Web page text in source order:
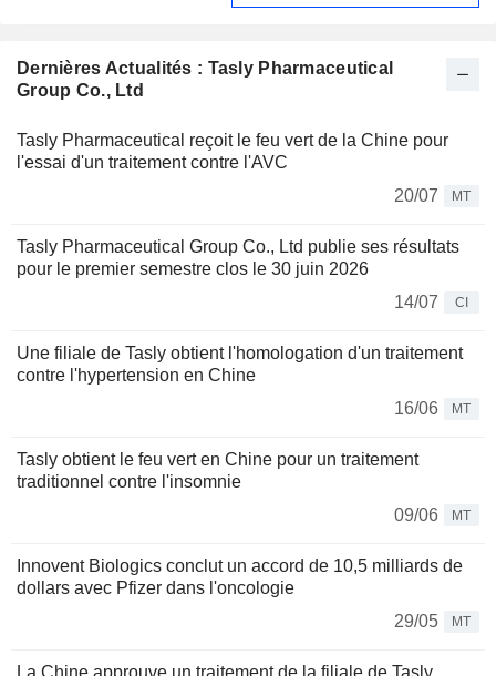
Dernières Actualités : Tasly Pharmaceutical
Group Co., Ltd
Tasly Pharmaceutical reçoit le feu vert de la Chine pour
l'essai d'un traitement contre l'AVC
20/07
MT
Tasly Pharmaceutical Group Co., Ltd publie ses résultats
pour le premier semestre clos le 30 juin 2026
14/07
CI
Une filiale de Tasly obtient l'homologation d'un traitement
contre l'hypertension en Chine
16/06
MT
Tasly obtient le feu vert en Chine pour un traitement
traditionnel contre l'insomnie
09/06
MT
Innovent Biologics conclut un accord de 10,5 milliards de
dollars avec Pfizer dans l'oncologie
29/05
MT
La Chine approuve un traitement de la filiale de Tasly